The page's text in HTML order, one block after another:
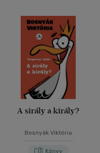
A sirály a király?
Bosnyák Viktória
Könyv